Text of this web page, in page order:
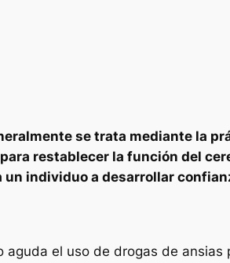
se trata mediante la
restablecer la función del
individuo a desarrollar
el uso de drogas de ansias